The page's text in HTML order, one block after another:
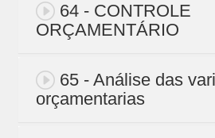
64 - CONTROLE
ORÇAMENTÁRIO
65 - Análise das
orçamentarias